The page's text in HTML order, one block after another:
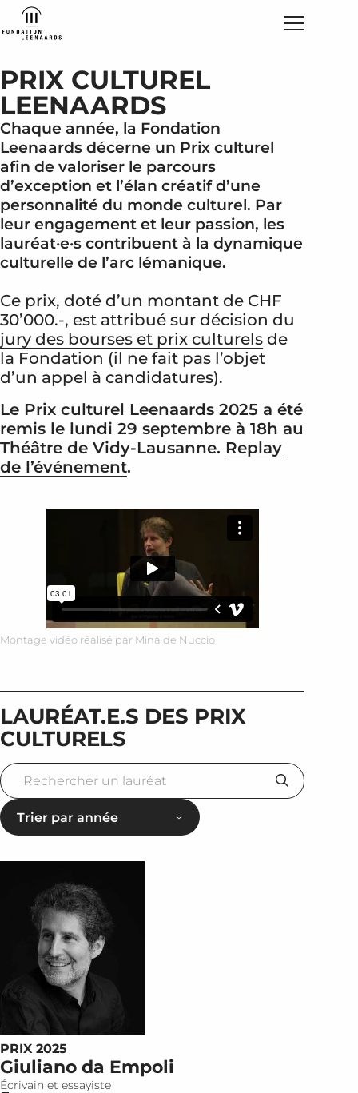
PRIX CULTUREL
LEENAARDS
Chaque année, la Fondation
Leenaards décerne un Prix culturel
afin de valoriser le parcours
d’exception et l’élan créatif d’une
personnalité du monde culturel. Par
leur engagement et leur passion, les
lauréat·e·s contribuent à la dynamique
culturelle de l’arc lémanique.
Ce prix, doté d’un montant de CHF
30’000.-, est attribué sur décision du
jury des bourses et prix culturels de
la Fondation (il ne fait pas l’objet
d’un appel à candidatures).
Le Prix culturel Leenaards 2025 a été
remis le lundi 29 septembre à 18h au
Théâtre de Vidy-Lausanne. Replay
de l’événement.
Montage vidéo réalisé par Mina de Nuccio
LAURÉAT.E.S DES PRIX
CULTURELS
Trier par année
PRIX 2025
Giuliano da Empoli
Écrivain et essayiste